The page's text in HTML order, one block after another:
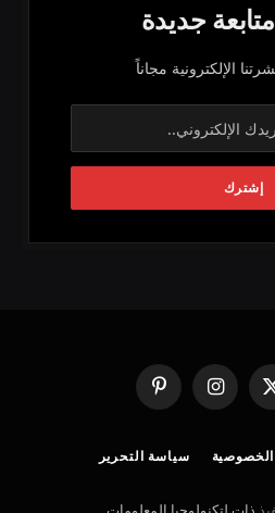
جديدة
الإلكترونية مجاناً
X
(Twitter)
الانستغرامبينتيريست
سياسة التحرير